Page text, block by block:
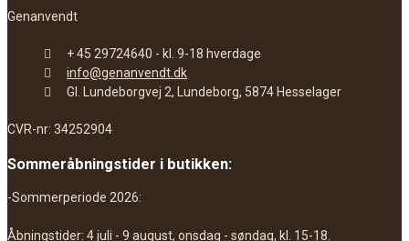
Genanvendt
+ 45 29724640 - kl. 9-18 hverdage
info@genanvendt.dk
Gl. Lundeborgvej 2, Lundeborg, 5874 Hesselager
CVR-nr: 34252904
Sommeråbningstider i butikken:
-Sommerperiode 2026:
Åbningstider: 4 juli - 9 august, onsdag - søndag, kl. 15-18.